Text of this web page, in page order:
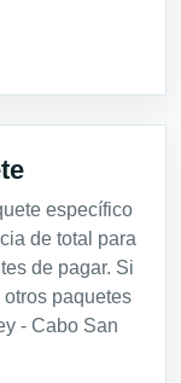
específico
de total para
de pagar. Si
paquetes
- Cabo San